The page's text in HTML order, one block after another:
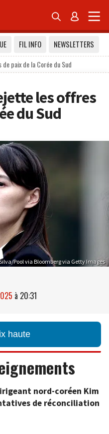
 
FIL INFO
NEWSLETTERS
paix de la Corée du Sud
les offres
du Sud
Pool via Bloomberg via Getty Images
à 20:31
haute
nord-coréen Kim
de réconciliation